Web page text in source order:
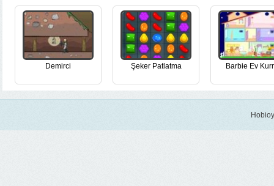
Demirci Şeker Patlatma Barbie Ev